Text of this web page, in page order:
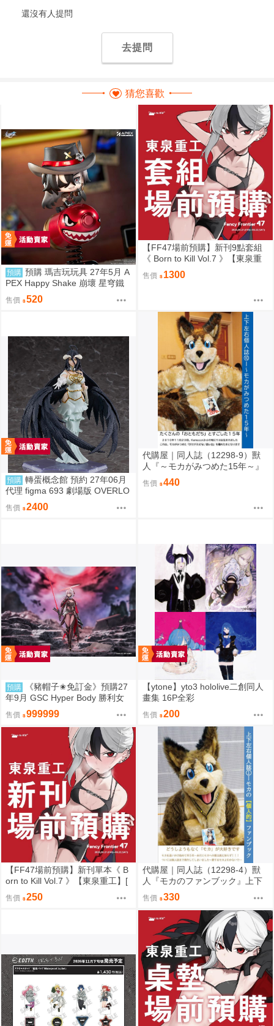
還沒有人提問
去提問
猜您喜歡
預購 預購 瑪吉玩玩具 27年5月 A
PEX Happy Shake 崩壞 星穹鐵
道 Q版搖搖樂 波提歐 1002
售價 520
【FF47場前預購】新刊9點套組
《 Born to Kill Vol.7 》【東泉重
工】[ 蔚藍檔案 ブルアカ / 鬼方佳
世子 カヨコ ]
售價 1300
預購 轉蛋概念館 預約 27年06月
代理 figma 693 劇場版 OVERLO
RD 聖王國篇 雅兒貝德 免訂金
售價 2400
代購屋｜同人誌（12298-9）獸
人『～モカがみつめた15年～』
上下左右 ふちなし印刷
售價 440
預購
《豬帽子✬免訂金》預購27
年9月 GSC Hyper Body 勝利女
神：妮姬 紅蓮：暗影 0913
售價 999999
【ytone】yto3 hololive二創同人
畫集 16P全彩
售價 200
【FF47場前預購】新刊單本《 B
orn to Kill Vol.7 》【東泉重工】[
蔚藍檔案 ブルアカ / 鬼方佳世子
カヨコ ]
售價 250
代購屋｜同人誌（12298-4）獸
人『モカのファンブック』上下
左右 ふちなし印刷
售價 330